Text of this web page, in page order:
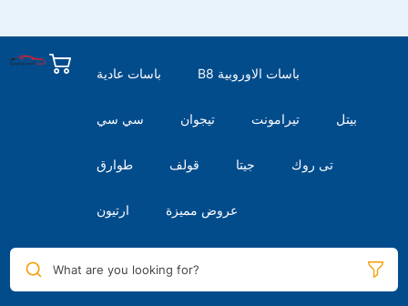
باسات عادية B8 باسات الاوروبية
سي سي تيجوان تيرامونت بيتل
طوارق قولف جيتا تى روك
ارتيون عروض مميزة
What are you looking for?